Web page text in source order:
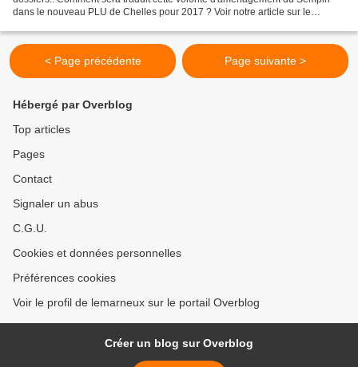
dans le nouveau PLU de Chelles pour 2017 ? Voir notre article sur le
< Page précédente Page suivante >
Hébergé par Overblog
Top articles
Pages
Contact
Signaler un abus
C.G.U.
Cookies et données personnelles
Préférences cookies
Voir le profil de lemarneux sur le portail Overblog
Créer un blog sur Overblog